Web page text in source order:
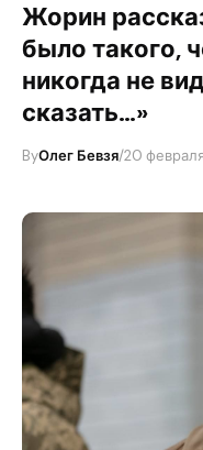
Жорин
было такого,
никогда не
сказать…»
ByОлег Бевзя/20